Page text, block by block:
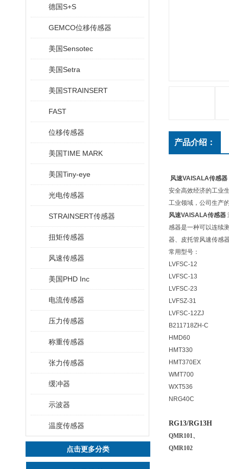
德国S+S
GEMCO位移传感器
美国Sensotec
美国Setra
美国STRAINSERT
FAST
位移传感器
美国TIME MARK
美国Tiny-eye
光电传感器
STRAINSERT传感器
扭矩传感器
风速传感器
美国PHD Inc
电流传感器
压力传感器
称重传感器
张力传感器
缓冲器
示波器
温度传感器
点击更多分类
产品介绍：
风速VAISALA传感器
安全高效经济的工业
工业领域，公司生产
风速VAISALA传感器
感器是一种可以连续
器、皮托管风速传感
常用型号：
LVFSC-12
LVFSC-13
LVFSC-23
LVFSZ-31
LVFSC-12ZJ
B211718ZH-C
HMD60
HMT330
HMT370EX
WMT700
WXT536
NRG40C
RG13/RG13H
QMR101、
QMR102